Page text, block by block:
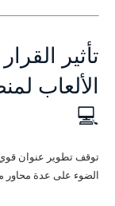
تأثير
💻
الضوء على عدة محاور